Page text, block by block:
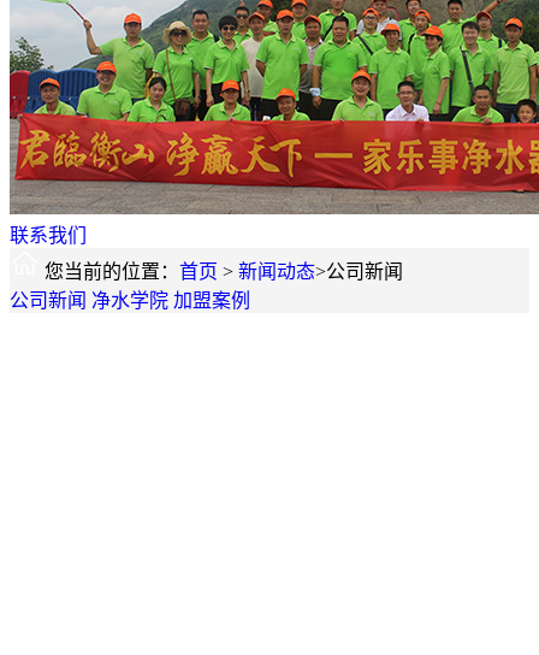
联系我们
您当前的位置： 首页 > 新闻动态>公司新闻
公司新闻 净水学院 加盟案例